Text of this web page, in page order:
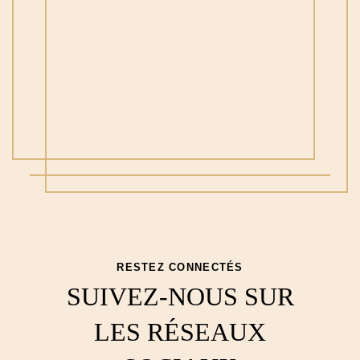
RESTEZ CONNECTÉS
SUIVEZ-NOUS SUR
LES RÉSEAUX
CHAMBRES
SERVICES
ENGAGEMENTS
FAQ
CONTACT & ACCÈS